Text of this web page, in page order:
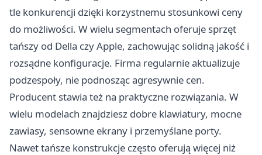
tle konkurencji dzięki korzystnemu stosunkowi ceny
do możliwości. W wielu segmentach oferuje sprzęt
tańszy od Della czy Apple, zachowując solidną jakość i
rozsądne konfiguracje. Firma regularnie aktualizuje
podzespoły, nie podnosząc agresywnie cen.
Producent stawia też na praktyczne rozwiązania. W
wielu modelach znajdziesz dobre klawiatury, mocne
zawiasy, sensowne ekrany i przemyślane porty.
Nawet tańsze konstrukcje często oferują więcej niż